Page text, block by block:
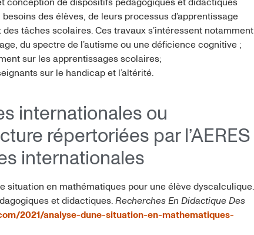
conception de dispositifs pédagogiques et didactiques
des élèves, de leurs processus d’apprentissage
tâches scolaires. Ces travaux s’intéressent notamment
du spectre de l’autisme ou une déficience cognitive ;
sur les apprentissages scolaires;
sur le handicap et l’altérité.
internationales ou
répertoriées par l’AERES
internationales
situation en mathématiques pour une élève dyscalculique.
et didactiques. Recherches En Didactique Des
2021/analyse-dune-situation-en-mathematiques-